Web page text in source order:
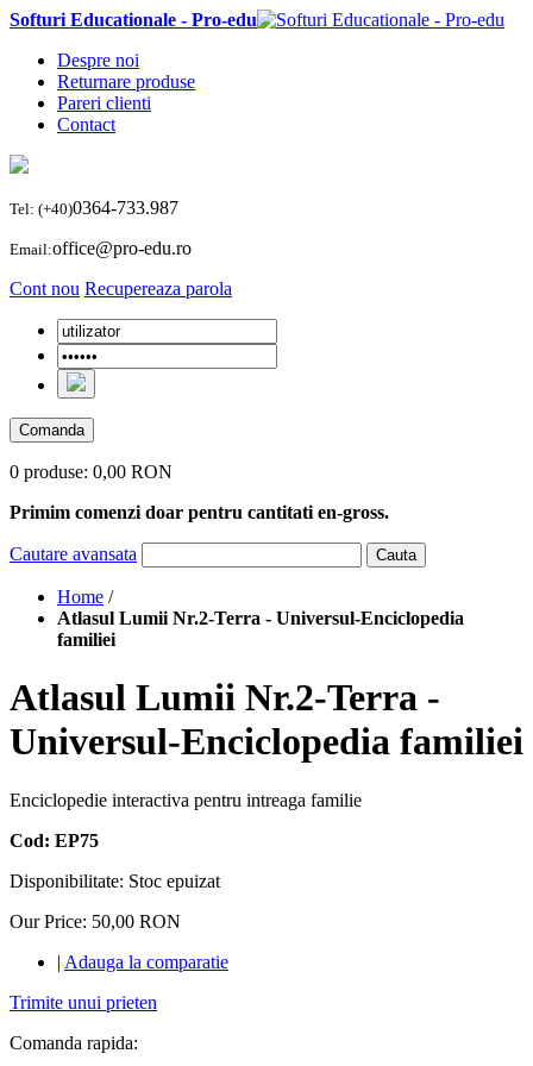
Softuri Educationale - Pro-edu
Despre noi
Returnare produse
Pareri clienti
Contact
Tel: (+40)0364-733.987
Email:office@pro-edu.ro
Cont nou Recupereaza parola
Comanda
0 produse: 0,00 RON
Primim comenzi doar pentru cantitati en-gross.
Cautare avansata Cauta
Home /
Atlasul Lumii Nr.2-Terra - Universul-Enciclopedia
familiei
Atlasul Lumii Nr.2-Terra -
Universul-Enciclopedia familiei
Enciclopedie interactiva pentru intreaga familie
Cod: EP75
Disponibilitate: Stoc epuizat
Our Price: 50,00 RON
| Adauga la comparatie
Trimite unui prieten
Comanda rapida: